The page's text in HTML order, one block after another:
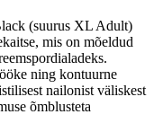
(suurus XL Adult)
mis on mõeldud
ning kontuurne
nailonist väliskest
õmblusteta